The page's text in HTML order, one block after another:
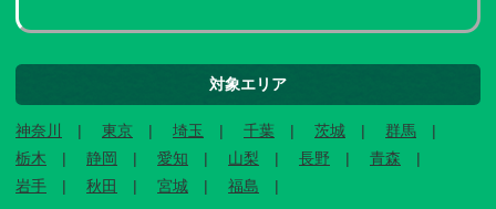
対象エリア
神奈川 東京 埼玉 千葉 茨城
群馬
栃木
静岡 愛知 山梨 長野
青森
岩手
秋田 宮城 福島